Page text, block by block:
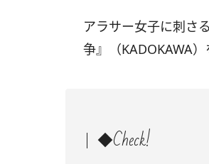
アラサー女子に刺さ
争』（KADOKAWA
◆Check!